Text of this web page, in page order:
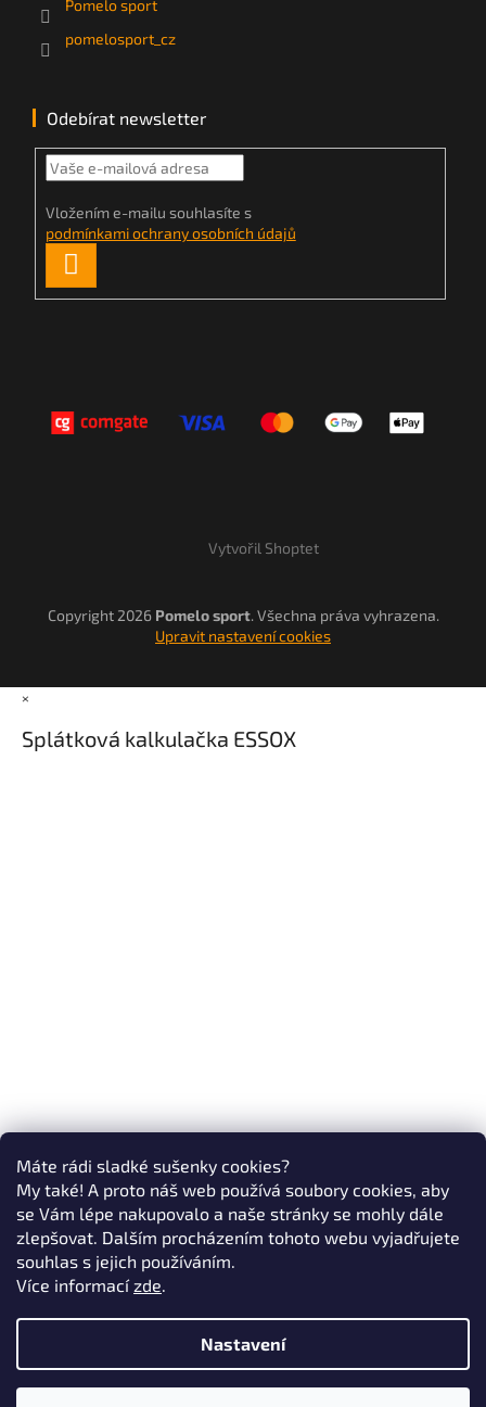
Máte rádi sladké sušenky cookies?
My také! A proto náš web používá soubory cookies, aby
se Vám lépe nakupovalo a naše stránky se mohly dále
zlepšovat. Dalším procházením tohoto webu vyjadřujete
souhlas s jejich používáním.
Více informacízde.
Nastavení
Pomelo sport
pomelosport_cz
Odebírat newsletter
Vložením e-mailu souhlasíte s
podmínkami ochrany osobních údajů
SE
Vytvořil Shoptet
Copyright 2026 Pomelo sport. Všechna práva vyhrazena.
Upravit nastavení cookies
×
Splátková kalkulačka ESSOX